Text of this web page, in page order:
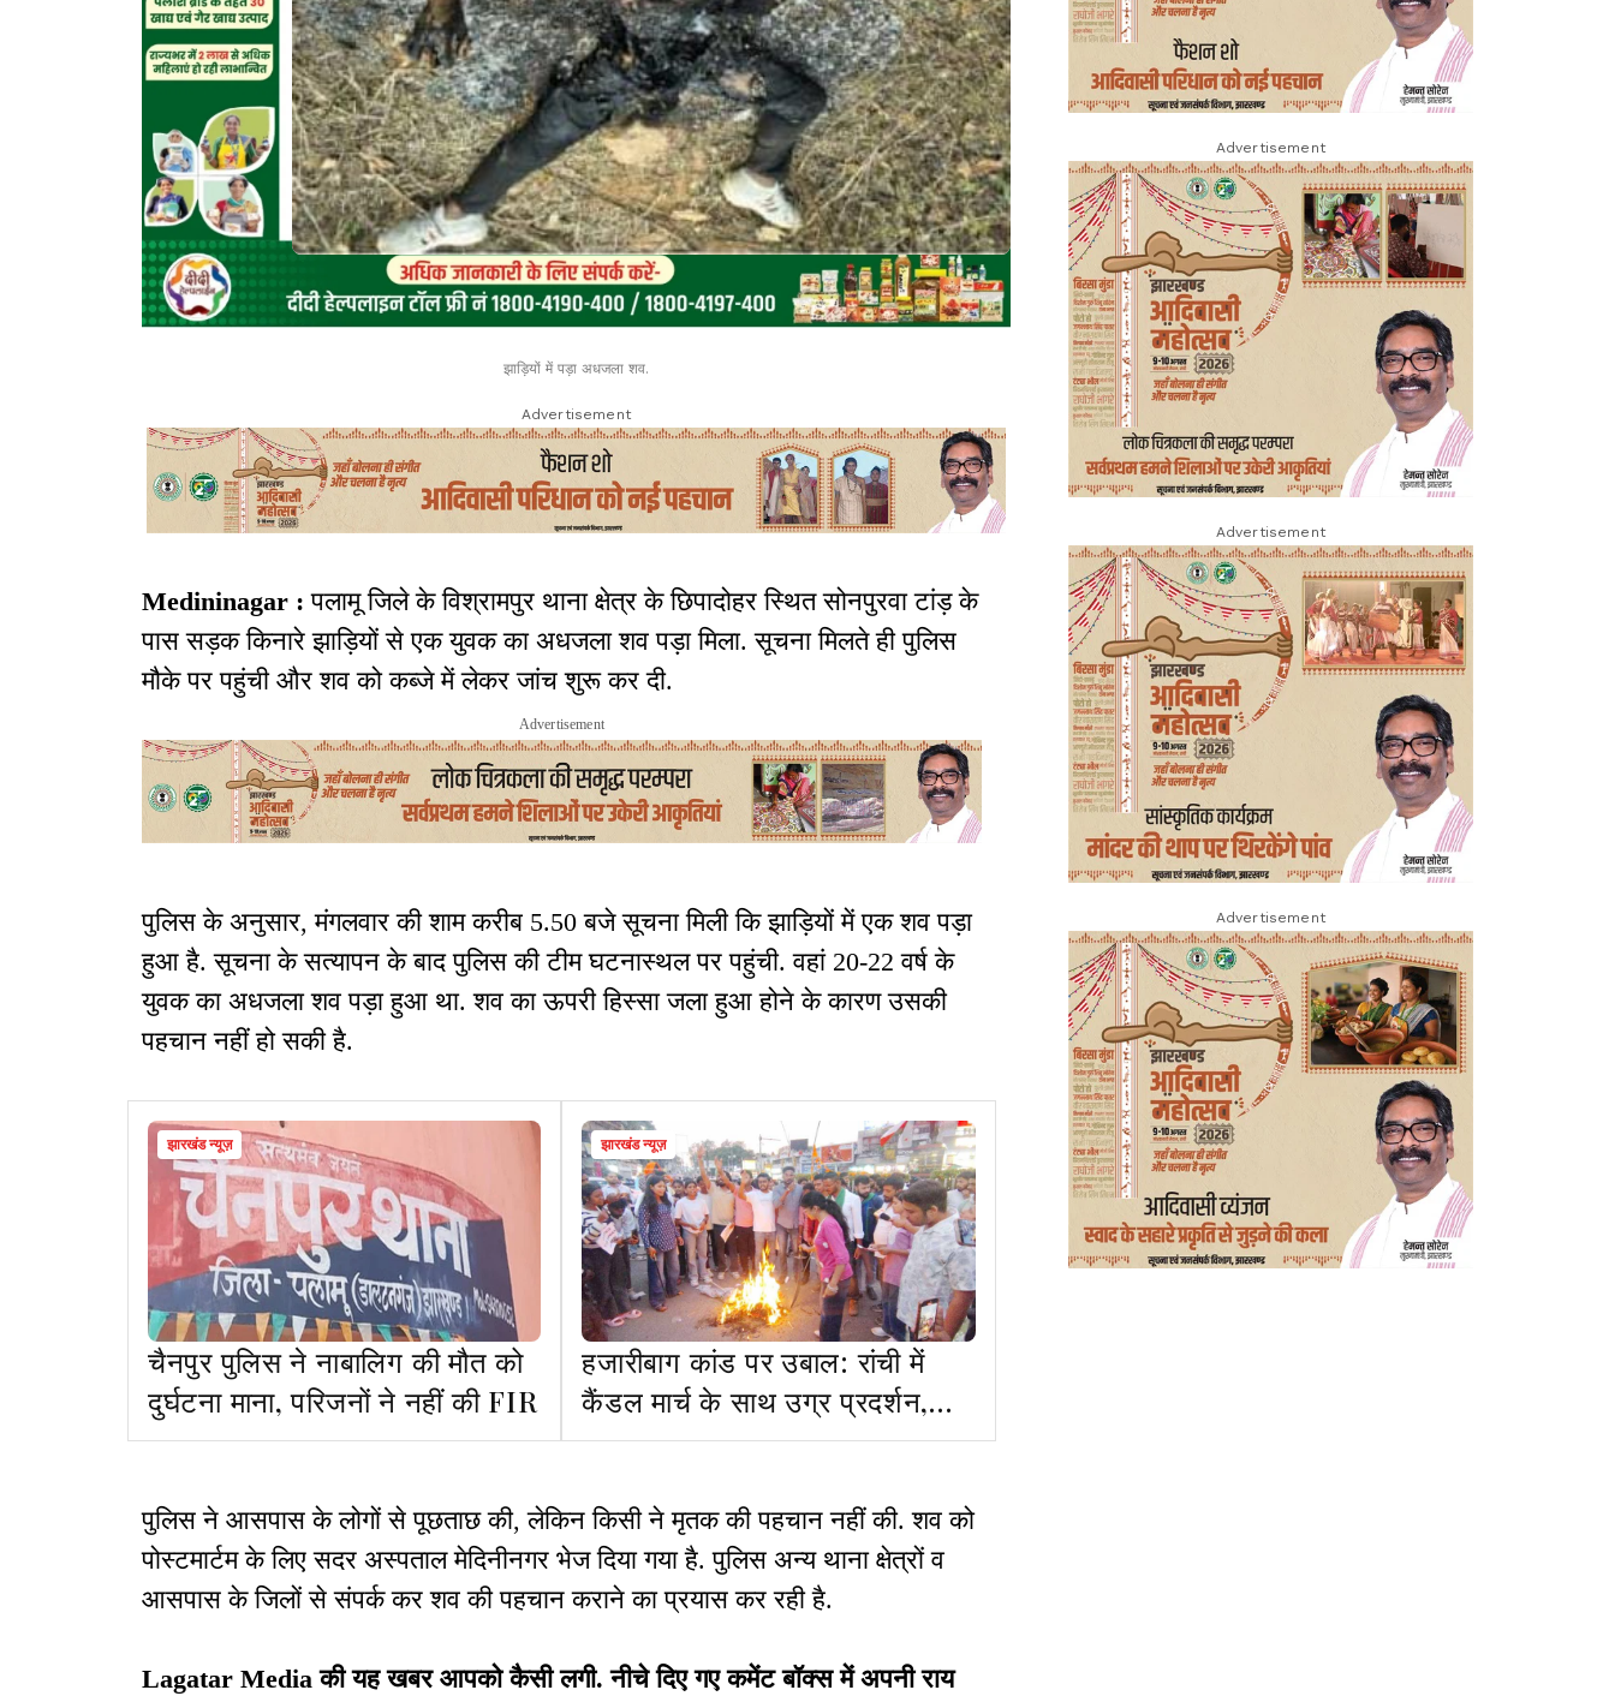
झाड़ियों में पड़ा अधजला शव.
Advertisement
Medininagar : पलामू जिले के विश्रामपुर थाना क्षेत्र के छिपादोहर स्थित सोनपुरवा टांड़ के
पास सड़क किनारे झाड़ियों से एक युवक का अधजला शव पड़ा मिला. सूचना मिलते ही पुलिस
मौके पर पहुंची और शव को कब्जे में लेकर जांच शुरू कर दी.
Advertisement
पुलिस के अनुसार, मंगलवार की शाम करीब 5.50 बजे सूचना मिली कि झाड़ियों में एक शव पड़ा
हुआ है. सूचना के सत्यापन के बाद पुलिस की टीम घटनास्थल पर पहुंची. वहां 20-22 वर्ष के
युवक का अधजला शव पड़ा हुआ था. शव का ऊपरी हिस्सा जला हुआ होने के कारण उसकी
पहचान नहीं हो सकी है.
झारखंड न्यूज़
चैनपुर पुलिस ने नाबालिग की मौत को
दुर्घटना माना, परिजनों ने नहीं की FIR
झारखंड न्यूज़
हजारीबाग कांड पर उबाल: रांची में
कैंडल मार्च के साथ उग्र प्रदर्शन,
दोषियों को फांसी देने की मांग
पुलिस ने आसपास के लोगों से पूछताछ की, लेकिन किसी ने मृतक की पहचान नहीं की. शव को
पोस्टमार्टम के लिए सदर अस्पताल मेदिनीनगर भेज दिया गया है. पुलिस अन्य थाना क्षेत्रों व
आसपास के जिलों से संपर्क कर शव की पहचान कराने का प्रयास कर रही है.
Lagatar Media की यह खबर आपको कैसी लगी. नीचे दिए गए कमेंट बॉक्स में अपनी राय
Advertisement
Advertisement
Advertisement